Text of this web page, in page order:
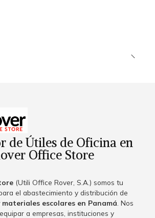
de Útiles de Oficina en
Office Store
(Utili Office Rover, S.A.) somos tu
el abastecimiento y distribución de
escolares en Panamá . Nos
a empresas, instituciones y